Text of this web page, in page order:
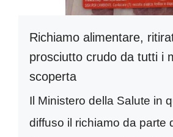
Richiamo alimentare,
prosciutto crudo da tutti i
scoperta
Il Ministero della Salute in
diffuso il richiamo da parte